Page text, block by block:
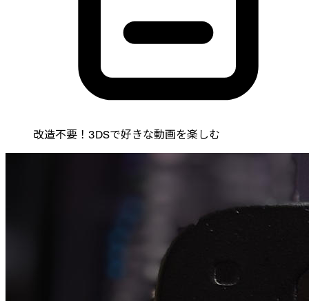
改造不要！3DSで好きな動画を楽しむ